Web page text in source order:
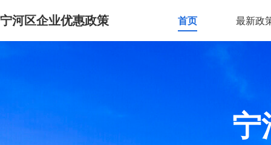
宁河区企业优惠政策 首页 最新政
宁